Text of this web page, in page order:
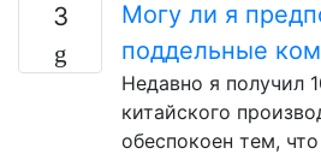
3
Могу ли я
поддельные
Недавно я получил
китайского
обеспокоен тем,